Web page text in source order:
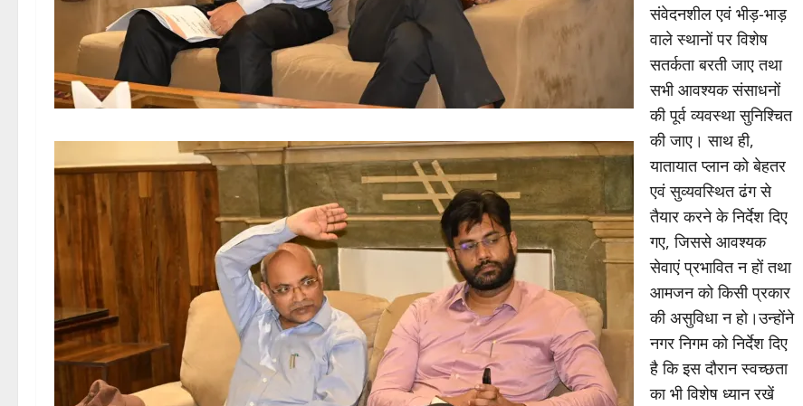
संवेदनशील एवं भीड़-भाड़
वाले स्थानों पर विशेष
सतर्कता बरती जाए तथा
सभी आवश्यक संसाधनों
की पूर्व व्यवस्था सुनिश्चित
की जाए। साथ ही,
यातायात प्लान को बेहतर
एवं सुव्यवस्थित ढंग से
तैयार करने के निर्देश दिए
गए, जिससे आवश्यक
सेवाएं प्रभावित न हों तथा
आमजन को किसी प्रकार
की असुविधा न हो।उन्होंने
नगर निगम को निर्देश दिए
है कि इस दौरान स्वच्छता
का भी विशेष ध्यान रखें